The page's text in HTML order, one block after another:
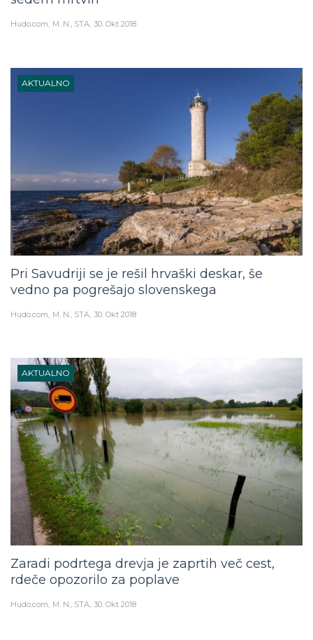
Hudo.com M. N., STA 30. Okt 2018
AKTUALNO
Pri Savudriji se je rešil hrvaški deskar, še
vedno pa pogrešajo slovenskega
Hudo.com M. N., STA 30. Okt 2018
AKTUALNO
Zaradi podrtega drevja je zaprtih več cest,
rdeče opozorilo za poplave
Hudo.com M. N., STA 30. Okt 2018